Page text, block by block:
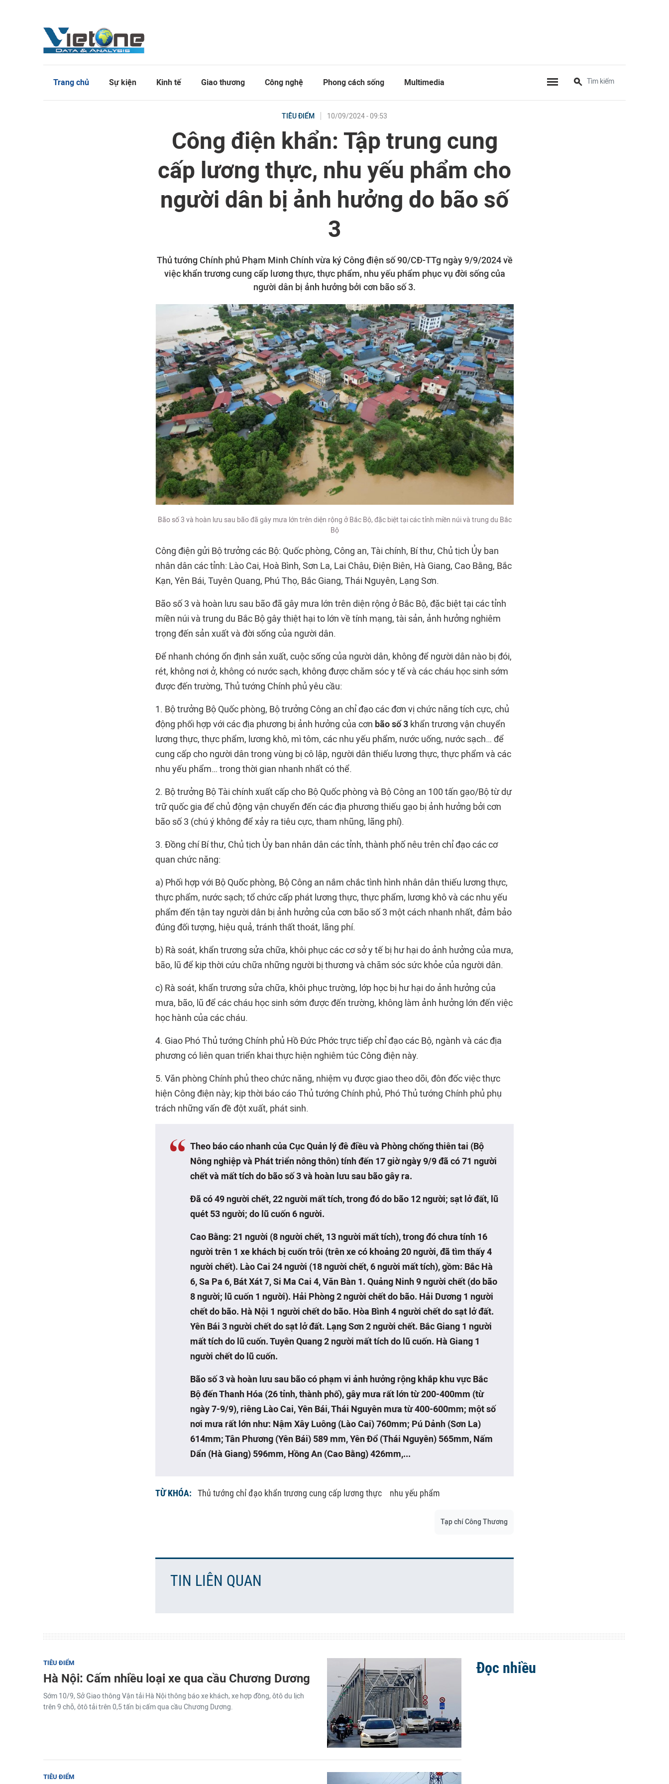
Trang chủ Sự kiện Kinh tế Giao thương Công nghệ Phong cách sống Multimedia
TIÊU ĐIỂM 10/09/2024 - 09:53
Công điện khẩn: Tập trung cung
cấp lương thực, nhu yếu phẩm cho
người dân bị ảnh hưởng do bão số
3
Thủ tướng Chính phủ Phạm Minh Chính vừa ký Công điện số 90/CĐ-TTg ngày 9/9/2024 về
việc khẩn trương cung cấp lương thực, thực phẩm, nhu yếu phẩm phục vụ đời sống của
người dân bị ảnh hưởng bởi cơn bão số 3.
Bão số 3 và hoàn lưu sau bão đã gây mưa lớn trên diện rộng ở Bắc Bộ, đặc biệt tại các tỉnh miền núi và trung du Bắc
Bộ
Công điện gửi Bộ trưởng các Bộ: Quốc phòng, Công an, Tài chính, Bí thư, Chủ tịch Ủy ban
nhân dân các tỉnh: Lào Cai, Hoà Bình, Sơn La, Lai Châu, Điện Biên, Hà Giang, Cao Bằng, Bắc
Kạn, Yên Bái, Tuyên Quang, Phú Thọ, Bắc Giang, Thái Nguyên, Lạng Sơn.
Bão số 3 và hoàn lưu sau bão đã gây mưa lớn trên diện rộng ở Bắc Bộ, đặc biệt tại các tỉnh
miền núi và trung du Bắc Bộ gây thiệt hại to lớn về tính mạng, tài sản, ảnh hưởng nghiêm
trọng đến sản xuất và đời sống của người dân.
Để nhanh chóng ổn định sản xuất, cuộc sống của người dân, không để người dân nào bị đói,
rét, không nơi ở, không có nước sạch, không được chăm sóc y tế và các cháu học sinh sớm
được đến trường, Thủ tướng Chính phủ yêu cầu:
1. Bộ trưởng Bộ Quốc phòng, Bộ trưởng Công an chỉ đạo các đơn vị chức năng tích cực, chủ
động phối hợp với các địa phương bị ảnh hưởng của cơn bão số 3 khẩn trương vận chuyển
lương thực, thực phẩm, lương khô, mì tôm, các nhu yếu phẩm, nước uống, nước sạch… để
cung cấp cho người dân trong vùng bị cô lập, người dân thiếu lương thực, thực phẩm và các
nhu yếu phẩm… trong thời gian nhanh nhất có thể.
2. Bộ trưởng Bộ Tài chính xuất cấp cho Bộ Quốc phòng và Bộ Công an 100 tấn gạo/Bộ từ dự
trữ quốc gia để chủ động vận chuyển đến các địa phương thiếu gạo bị ảnh hưởng bởi cơn
bão số 3 (chú ý không để xảy ra tiêu cực, tham nhũng, lãng phí).
3. Đồng chí Bí thư, Chủ tịch Ủy ban nhân dân các tỉnh, thành phố nêu trên chỉ đạo các cơ
quan chức năng:
a) Phối hợp với Bộ Quốc phòng, Bộ Công an nắm chắc tình hình nhân dân thiếu lương thực,
thực phẩm, nước sạch; tổ chức cấp phát lương thực, thực phẩm, lương khô và các nhu yếu
phẩm đến tận tay người dân bị ảnh hưởng của cơn bão số 3 một cách nhanh nhất, đảm bảo
đúng đối tượng, hiệu quả, tránh thất thoát, lãng phí.
b) Rà soát, khẩn trương sửa chữa, khôi phục các cơ sở y tế bị hư hại do ảnh hưởng của mưa,
bão, lũ để kịp thời cứu chữa những người bị thương và chăm sóc sức khỏe của người dân.
c) Rà soát, khẩn trương sửa chữa, khôi phục trường, lớp học bị hư hại do ảnh hưởng của
mưa, bão, lũ để các cháu học sinh sớm được đến trường, không làm ảnh hưởng lớn đến việc
học hành của các cháu.
4. Giao Phó Thủ tướng Chính phủ Hồ Đức Phớc trực tiếp chỉ đạo các Bộ, ngành và các địa
phương có liên quan triển khai thực hiện nghiêm túc Công điện này.
5. Văn phòng Chính phủ theo chức năng, nhiệm vụ được giao theo dõi, đôn đốc việc thực
hiện Công điện này; kịp thời báo cáo Thủ tướng Chính phủ, Phó Thủ tướng Chính phủ phụ
trách những vấn đề đột xuất, phát sinh.
Theo báo cáo nhanh của Cục Quản lý đê điều và Phòng chống thiên tai (Bộ
Nông nghiệp và Phát triển nông thôn) tính đến 17 giờ ngày 9/9 đã có 71 người
chết và mất tích do bão số 3 và hoàn lưu sau bão gây ra.
Đã có 49 người chết, 22 người mất tích, trong đó do bão 12 người; sạt lở đất, lũ
quét 53 người; do lũ cuốn 6 người.
Cao Bằng: 21 người (8 người chết, 13 người mất tích), trong đó chưa tính 16
người trên 1 xe khách bị cuốn trôi (trên xe có khoảng 20 người, đã tìm thấy 4
người chết). Lào Cai 24 người (18 người chết, 6 người mất tích), gồm: Bắc Hà
6, Sa Pa 6, Bát Xát 7, Si Ma Cai 4, Văn Bàn 1. Quảng Ninh 9 người chết (do bão
8 người; lũ cuốn 1 người). Hải Phòng 2 người chết do bão. Hải Dương 1 người
chết do bão. Hà Nội 1 người chết do bão. Hòa Bình 4 người chết do sạt lở đất.
Yên Bái 3 người chết do sạt lở đất. Lạng Sơn 2 người chết. Bắc Giang 1 người
mất tích do lũ cuốn. Tuyên Quang 2 người mất tích do lũ cuốn. Hà Giang 1
người chết do lũ cuốn.
Bão số 3 và hoàn lưu sau bão có phạm vi ảnh hưởng rộng khắp khu vực Bắc
Bộ đến Thanh Hóa (26 tỉnh, thành phố), gây mưa rất lớn từ 200-400mm (từ
ngày 7-9/9), riêng Lào Cai, Yên Bái, Thái Nguyên mưa từ 400-600mm; một số
nơi mưa rất lớn như: Nậm Xây Luông (Lào Cai) 760mm; Pú Dảnh (Sơn La)
614mm; Tân Phương (Yên Bái) 589 mm, Yên Đổ (Thái Nguyên) 565mm, Nấm
Dẩn (Hà Giang) 596mm, Hồng An (Cao Bằng) 426mm,...
TỪ KHÓA: Thủ tướng chỉ đạo khẩn trương cung cấp lương thực nhu yếu phẩm
Tạp chí Công Thương
TIN LIÊN QUAN
TIÊU ĐIỂM
Hà Nội: Cấm nhiều loại xe qua cầu Chương Dương
Sớm 10/9, Sở Giao thông Vận tải Hà Nội thông báo xe khách, xe hợp đồng, ôtô du lịch
trên 9 chỗ, ôtô tải trên 0,5 tấn bị cấm qua cầu Chương Dương.
TIÊU ĐIỂM
Đọc nhiều